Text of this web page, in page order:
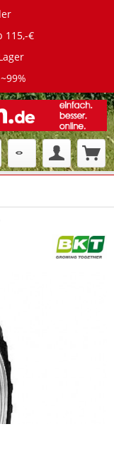
115,-€
~99%